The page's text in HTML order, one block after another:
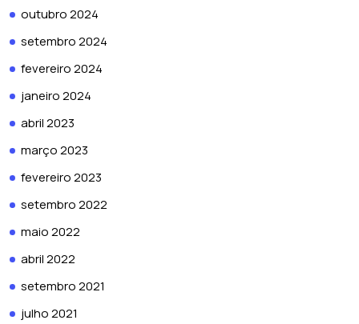
outubro 2024
setembro 2024
fevereiro 2024
janeiro 2024
abril 2023
março 2023
fevereiro 2023
setembro 2022
maio 2022
abril 2022
setembro 2021
julho 2021